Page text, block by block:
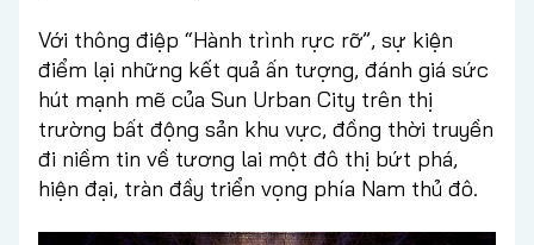
Với thông điệp “Hành trình rực rỡ”, sự kiện
điểm lại những kết quả ấn tượng, đánh giá sức
hút mạnh mẽ của Sun Urban City trên thị
trường bất động sản khu vực, đồng thời truyền
đi niềm tin về tương lai một đô thị bứt phá,
hiện đại, tràn đầy triển vọng phía Nam thủ đô.